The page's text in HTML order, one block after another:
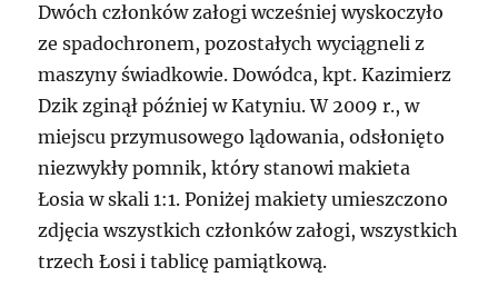
Dwóch członków załogi wcześniej wyskoczyło
ze spadochronem, pozostałych wyciągneli z
maszyny świadkowie. Dowódca, kpt. Kazimierz
Dzik zginął później w Katyniu. W 2009 r., w
miejscu przymusowego lądowania, odsłonięto
niezwykły pomnik, który stanowi makieta
Łosia w skali 1:1. Poniżej makiety umieszczono
zdjęcia wszystkich członków załogi, wszystkich
trzech Łosi i tablicę pamiątkową.